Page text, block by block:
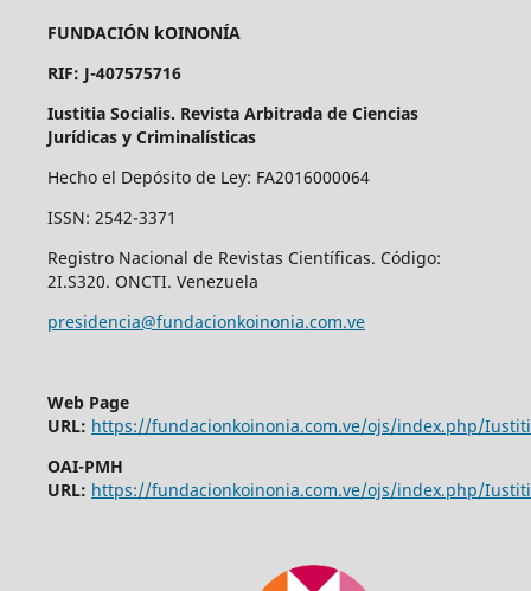
FUNDACIÓN kOINONÍA
RIF: J-407575716
Iustitia Socialis. Revista Arbitrada de Ciencias
Jurídicas y Criminalísticas
Hecho el Depósito de Ley: FA2016000064
ISSN: 2542-3371
Registro Nacional de Revistas Científicas. Código:
2I.S320. ONCTI. Venezuela
presidencia@fundacionkoinonia.com.ve
Web Page
URL: https://fundacionkoinonia.com.ve/ojs/index.php/
OAI-PMH
URL: https://fundacionkoinonia.com.ve/ojs/index.php/